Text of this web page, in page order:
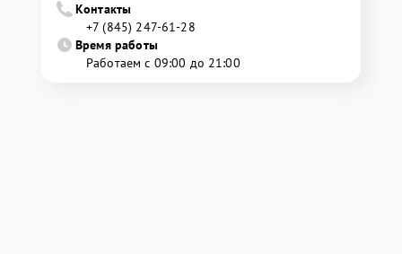
Контакты
+7 (845) 247-61-28
Время работы
Работаем с 09:00 до 21:00